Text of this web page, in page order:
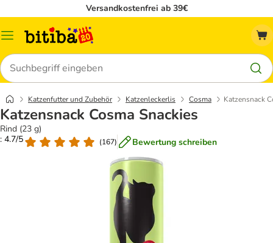
Versandkostenfrei ab 39€
Menü
Suchen
Katzenfutter und Zubehör Katzenleckerlis Cosma Katzensnack
Katzensnack Cosma Snackies
Rind (23 g)
: 4.7/5
(167) Bewertung schreiben